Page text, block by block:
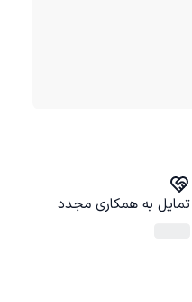
تمایل به همکاری مجدد